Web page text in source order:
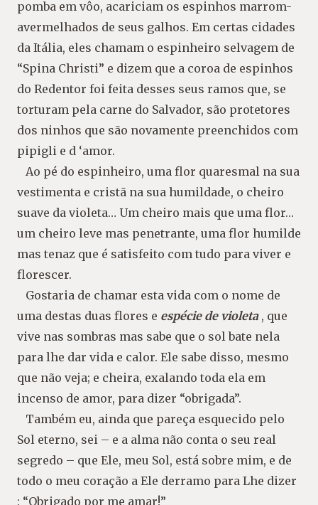
pomba em vôo, acariciam os espinhos marrom-
avermelhados de seus galhos. Em certas cidades
da Itália, eles chamam o espinheiro selvagem de
“Spina Christi” e dizem que a coroa de espinhos
do Redentor foi feita desses seus ramos que, se
torturam pela carne do Salvador, são protetores
dos ninhos que são novamente preenchidos com
pipigli e d ‘amor.
Ao pé do espinheiro, uma flor quaresmal na sua
vestimenta e cristã na sua humildade, o cheiro
suave da violeta… Um cheiro mais que uma flor…
um cheiro leve mas penetrante, uma flor humilde
mas tenaz que é satisfeito com tudo para viver e
florescer.
Gostaria de chamar esta vida com o nome de
uma destas duas flores e espécie de violeta, que
vive nas sombras mas sabe que o sol bate nela
para lhe dar vida e calor. Ele sabe disso, mesmo
que não veja; e cheira, exalando toda ela em
incenso de amor, para dizer “obrigada”.
Também eu, ainda que pareça esquecido pelo
Sol eterno, sei – e a alma não conta o seu real
segredo – que Ele, meu Sol, está sobre mim, e de
todo o meu coração a Ele derramo para Lhe dizer
: “Obrigado por me amar!”